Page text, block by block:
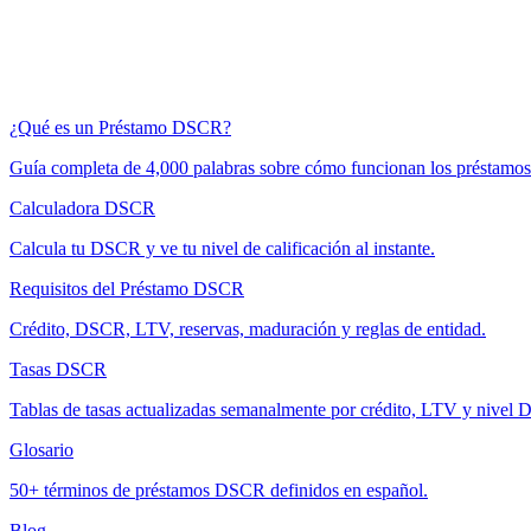
¿Qué es un Préstamo DSCR?
Guía completa de 4,000 palabras sobre cómo funcionan los
Calculadora DSCR
Calcula tu DSCR y ve tu nivel de calificación al instante.
Requisitos del Préstamo DSCR
Crédito, DSCR, LTV, reservas, maduración y reglas de entidad.
Tasas DSCR
Tablas de tasas actualizadas semanalmente por crédito, LTV y nivel
Glosario
50+ términos de préstamos DSCR definidos en español.